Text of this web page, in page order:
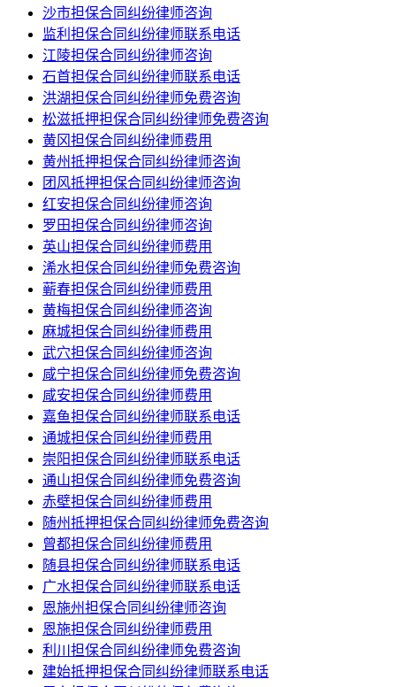
沙市担保合同纠纷律师咨询
监利担保合同纠纷律师联系电话
江陵担保合同纠纷律师咨询
石首担保合同纠纷律师联系电话
洪湖担保合同纠纷律师免费咨询
松滋抵押担保合同纠纷律师免费咨询
黄冈担保合同纠纷律师费用
黄州抵押担保合同纠纷律师咨询
团风抵押担保合同纠纷律师咨询
红安担保合同纠纷律师咨询
罗田担保合同纠纷律师咨询
英山担保合同纠纷律师费用
浠水担保合同纠纷律师免费咨询
蕲春担保合同纠纷律师费用
黄梅担保合同纠纷律师咨询
麻城担保合同纠纷律师费用
武穴担保合同纠纷律师咨询
咸宁担保合同纠纷律师免费咨询
咸安担保合同纠纷律师费用
嘉鱼担保合同纠纷律师联系电话
通城担保合同纠纷律师费用
崇阳担保合同纠纷律师联系电话
通山担保合同纠纷律师免费咨询
赤壁担保合同纠纷律师费用
随州抵押担保合同纠纷律师免费咨询
曾都担保合同纠纷律师费用
随县担保合同纠纷律师联系电话
广水担保合同纠纷律师联系电话
恩施州担保合同纠纷律师咨询
恩施担保合同纠纷律师费用
利川担保合同纠纷律师免费咨询
建始抵押担保合同纠纷律师联系电话